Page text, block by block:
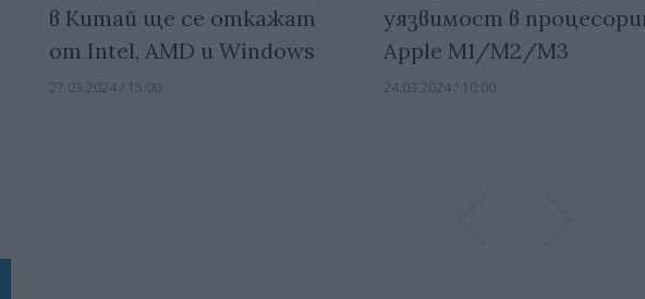
в Китай ще се откажат
от Intel, AMD и Windows
27.03.2024 / 15:00
уязвимост в
Apple M1/M2/M3
24.03.2024 / 10:00